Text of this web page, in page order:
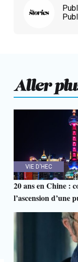
Aller
VIE D'HEC
20 ans en Chine :
l’ascension d’une